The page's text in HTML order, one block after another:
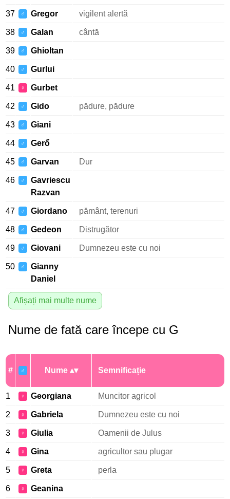
37 ♂ Gregor vigilent alertă
38 ♂ Galan cântă
39 ♂ Ghioltan
40 ♂ Gurlui
41 ♀ Gurbet
42 ♂ Gido pădure, pădure
43 ♂ Giani
44 ♂ Gerő
45 ♂ Garvan Dur
46 ♂
Gavriescu
Razvan
47 ♂ Giordano pământ, terenuri
48 ♂ Gedeon Distrugător
49 ♂ Giovani Dumnezeu este cu noi
50 ♂
Gianny
Daniel
Afișați mai multe nume
Nume de fată care începe cu G
# ♂ Nume Semnificație
1 ♀ Georgiana Muncitor agricol
2 ♀ Gabriela Dumnezeu este cu noi
3 ♀ Giulia Oamenii de Julus
4 ♀ Gina agricultor sau plugar
5 ♀ Greta perla
6 ♀ Geanina